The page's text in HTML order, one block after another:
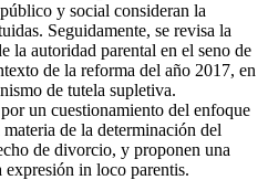
y social consideran la
Seguidamente, se revisa la
la autoridad parental en el seno de
de la reforma del año 2017, en
de tutela supletiva.
un cuestionamiento del enfoque
de la determinación del
de divorcio, y proponen una
in loco parentis.